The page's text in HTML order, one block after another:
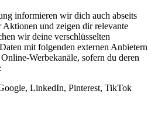
informieren wir dich auch abseits
Aktionen und zeigen dir relevante
wir deine verschlüsselten
mit folgenden externen Anbietern
Werbekanäle, sofern du deren
LinkedIn, Pinterest, TikTok